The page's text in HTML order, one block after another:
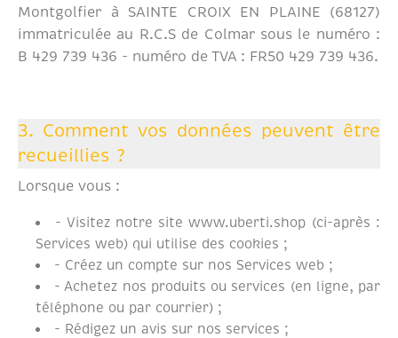
Montgolfier à SAINTE CROIX EN PLAINE (68127)
immatriculée au R.C.S de Colmar sous le numéro :
B 429 739 436 - numéro de TVA : FR50 429 739 436.
3. Comment vos données peuvent être
recueillies ?
Lorsque vous :
- Visitez notre site www.uberti.shop (ci-après :
Services web) qui utilise des cookies ;
- Créez un compte sur nos Services web ;
- Achetez nos produits ou services (en ligne, par
téléphone ou par courrier) ;
- Rédigez un avis sur nos services ;